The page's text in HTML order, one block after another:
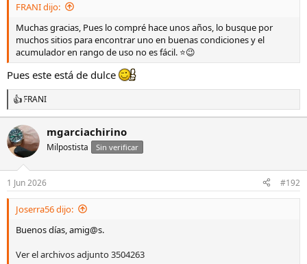
FRANI dijo:
Muchas gracias, Pues lo compré hace unos años, lo busque por
muchos sitios para encontrar uno en buenas condiciones y el
acumulador en rango de uso no es fácil. ⭐️😉
Pues este está de dulce
R
e
a
c
c
o
n
e
FRANI
mgarciachirino
Milpostista Sin verificar
1 Jun 2026 #192
Joserra56 dijo:
Buenos días, amig@s.
Ver el archivos adjunto 3504263